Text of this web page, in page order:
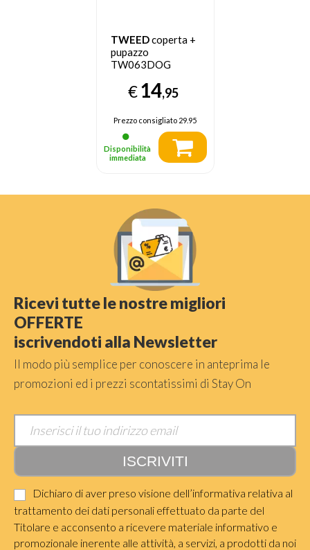
TWEEDcoperta +
pupazzo
TW063DOG
€14,95
Prezzo consigliato 29.95
Disponibilità
immediata
Ricevi tutte le nostre migliori
OFFERTE
iscrivendoti alla Newsletter
Il modo più semplice per conoscere in anteprima le
promozioni ed i prezzi scontatissimi di Stay On
Dichiaro di aver preso visione dell’informativa relativa al
trattamento dei dati personali effettuato da parte del
Titolare e acconsento a ricevere materiale informativo e
promozionale inerente alle attività, a servizi, a prodotti da noi